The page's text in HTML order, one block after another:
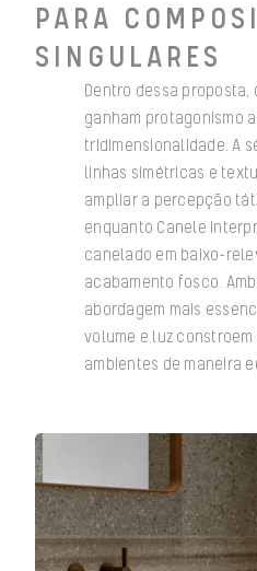
PARA
SINGULARES
Dentro dessa
ganham protagonismo
tridimensionalidade. A
linhas simétricas e
ampliar a percepção
enquanto Canele
canelado em baixo-
acabamento fosco.
abordagem mais
volume e luz
ambientes de maneira